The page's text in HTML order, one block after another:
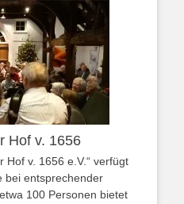
Hof v. 1656
Hof v. 1656 e.V.“ verfügt
bei entsprechender
100 Personen bietet